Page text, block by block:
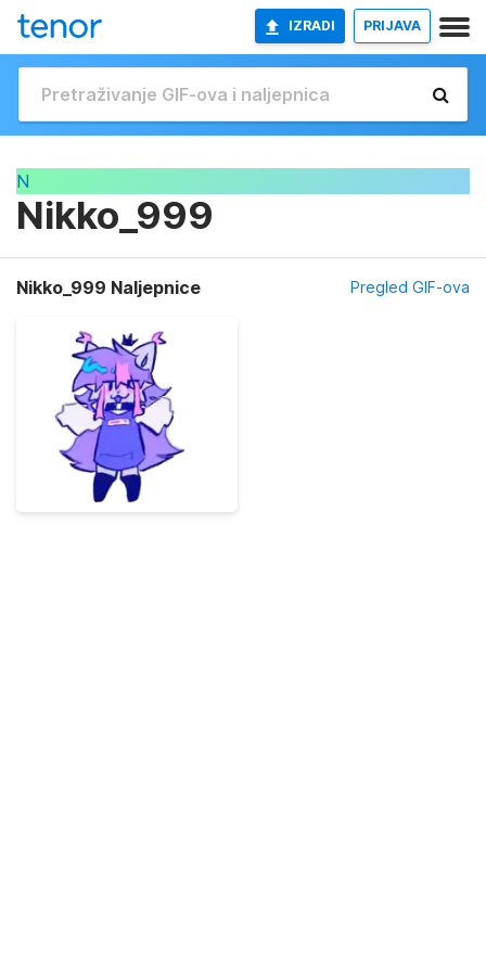
IZRADI PRIJAVA
N
Nikko_999
Nikko_999 Naljepnice Pregled GIF-ova